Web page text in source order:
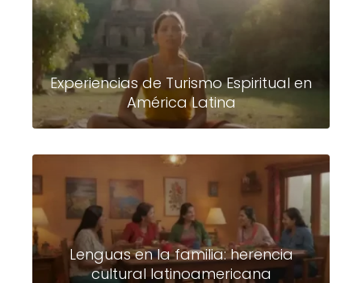
Experiencias de Turismo Espiritual en
América Latina
Lenguas en la familia: herencia
cultural latinoamericana